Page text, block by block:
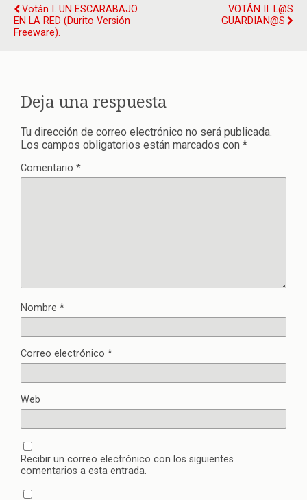
Votán I. UN ESCARABAJO
EN LA RED (Durito Versión
Freeware).
VOTÁN II. L@S
GUARDIAN@S
Deja una respuesta
Tu dirección de correo electrónico no será publicada.
Los campos obligatorios están marcados con *
Comentario *
Nombre *
Correo electrónico *
Web
Recibir un correo electrónico con los siguientes
comentarios a esta entrada.